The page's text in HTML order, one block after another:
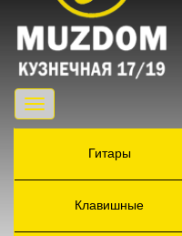
Toggle
navigation
Гитары
Клавишные